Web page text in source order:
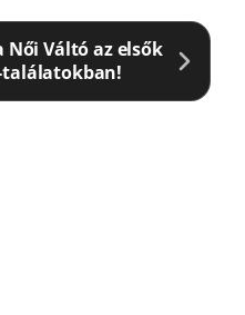
Váltó az elsők
találatokban!